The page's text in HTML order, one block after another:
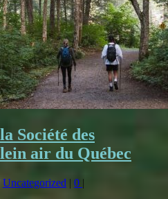
Société des
air du Québec
Uncategorized | 0 |